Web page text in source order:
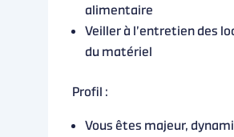
alimentaire
Veiller à l’entretien des
du matériel
Profil :
Vous êtes majeur,